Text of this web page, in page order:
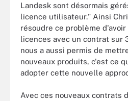
Landesk sont désormais
licence utilisateur." Ainsi
résoudre ce problème
licences avec un contrat sur
nous a aussi permis de
nouveaux produits, c'est ce
adopter cette nouvelle
Avec ces nouveaux contrats